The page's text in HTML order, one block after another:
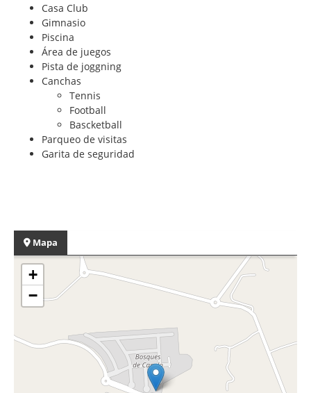
Casa Club
Gimnasio
Piscina
Área de juegos
Pista de joggning
Canchas
Tennis
Football
Bascketball
Parqueo de visitas
Garita de seguridad
Mapa
+
−